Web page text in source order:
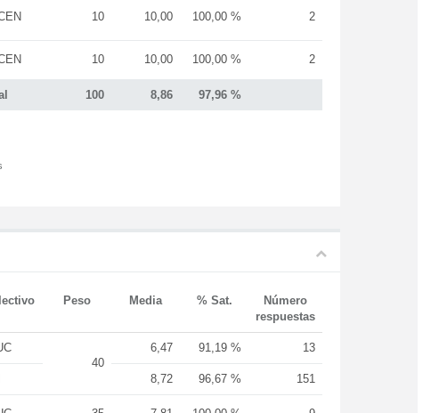
100 8,86 97,96 %
10 10,00 100,00 % 2
10 10,00 100,00 % 2
Peso Media % Sat.
Número
respuestas
40
6,47 91,19 % 13
8,72 96,67 % 151